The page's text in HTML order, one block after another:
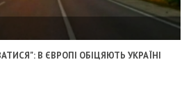
В ЄВРОПІ ОБІЦЯЮТЬ УКРАЇНІ